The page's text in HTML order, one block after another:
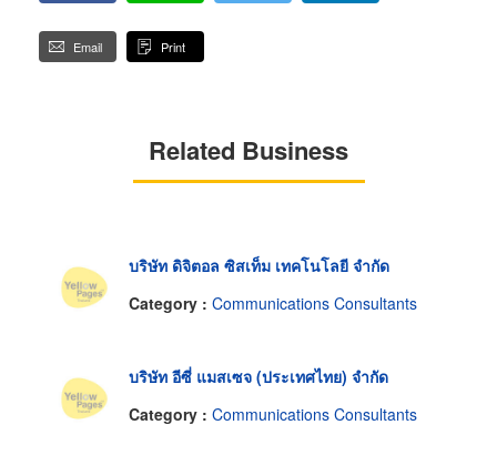
Email Print
Related Business
บริษัท ดิจิตอล ซิสเท็ม เทคโนโลยี จำกัด
Category : Communications Consultants
บริษัท อีซี่ แมสเซจ (ประเทศไทย) จำกัด
Category : Communications Consultants